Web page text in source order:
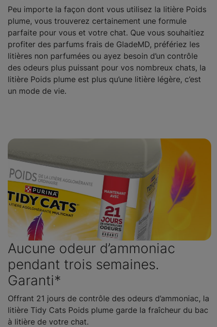
Peu importe la façon dont vous utilisez la litière Poids
plume, vous trouverez certainement une formule
parfaite pour vous et votre chat. Que vous souhaitiez
profiter des parfums frais de GladeMD, préfériez les
litières non parfumées ou ayez besoin d’un contrôle
des odeurs plus puissant pour vos nombreux chats, la
litière Poids plume est plus qu’une litière légère, c’est
un mode de vie.
Aucune odeur d’ammoniac
pendant trois semaines.
Garanti*
Offrant 21 jours de contrôle des odeurs d’ammoniac, la
litière Tidy Cats Poids plume garde la fraîcheur du bac
à litière de votre chat.